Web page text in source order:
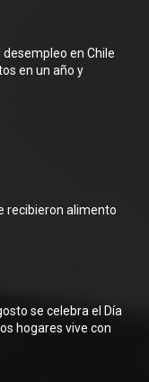
en Chile
en un año y
recibieron alimento
se celebra el Día
hogares vive con